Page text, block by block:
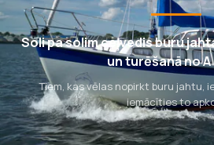
Soli pa solim ceļvedis buru
un turēšanā no A
Tiem, kas vēlas nopirkt buru jahtu,
iemācīties to